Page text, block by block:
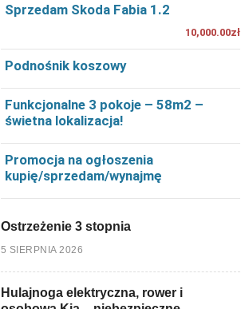
Sprzedam Skoda Fabia 1.2
10,000.00zł
Podnośnik koszowy
Funkcjonalne 3 pokoje – 58m2 –
świetna lokalizacja!
Promocja na ogłoszenia
kupię/sprzedam/wynajmę
Ostrzeżenie 3 stopnia
5 SIERPNIA 2026
Hulajnoga elektryczna, rower i